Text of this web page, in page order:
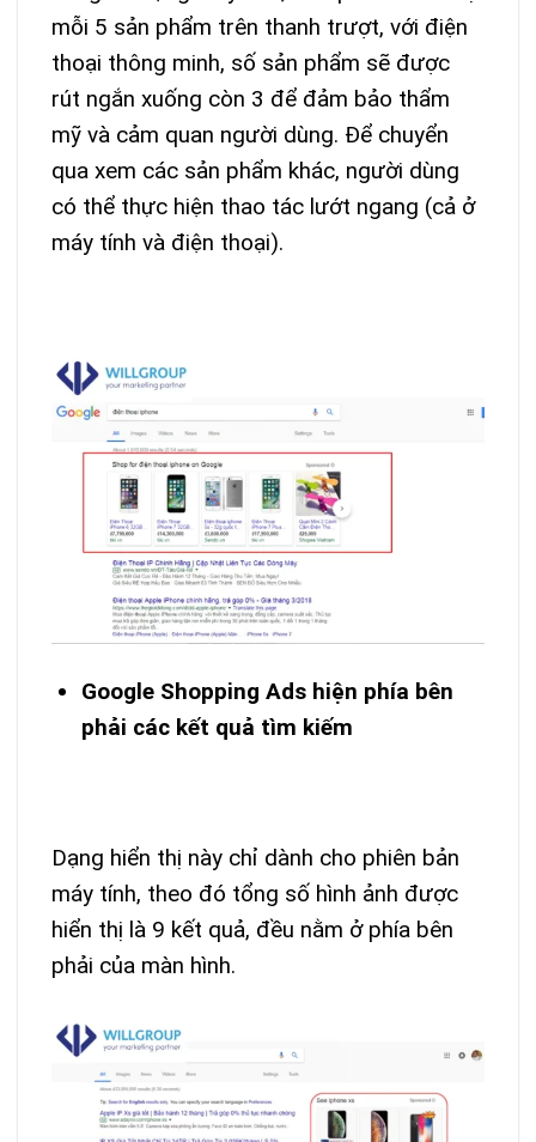
mỗi 5 sản phẩm trên thanh trượt, với điện
thoại thông minh, số sản phẩm sẽ được
rút ngắn xuống còn 3 để đảm bảo thẩm
mỹ và cảm quan người dùng. Để chuyển
qua xem các sản phẩm khác, người dùng
có thể thực hiện thao tác lướt ngang (cả ở
máy tính và điện thoại).
Google Shopping Ads hiện phía bên
phải các kết quả tìm kiếm
Dạng hiển thị này chỉ dành cho phiên bản
máy tính, theo đó tổng số hình ảnh được
hiển thị là 9 kết quả, đều nằm ở phía bên
phải của màn hình.